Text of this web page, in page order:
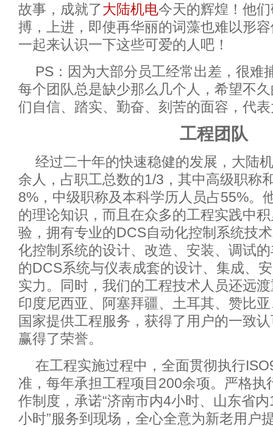
故事，成就了大陆机电今天的辉煌！他
搏，上进，即使再华丽的词藻也难以形
一起来认识一下这些可爱的人吧！
PS：因为大部分员工经常出差，很难
每个团队总是缺少那么几个人，希望不
们自信、踏实、勤奋、刻苦的面容，代
工程团队
经过二十年的快速稳健的发展，大陆
余人，占职工总数的1/3，其中高级职称
8%，中级职称及本科学历人员占55%。
的理论知识，而且在众多的工程实践中
验，拥有专业的DCS自动化控制系统技
化控制系统的设计、改造、安装、调试
的DCS系统与仪表成套的设计、集成、
实力。同时，我们的工程技术人员还远
印度尼西亚、阿塞拜疆、土耳其、赞比
国家提供工程服务，获得了用户的一致
赢得了荣誉。
在工程实施过程中，全面贯彻执行
准，每年承担工程项目200余项。严格执
作制度，承诺“济南市内4小时、山东省
小时”服务到现场，全心全意为新老用户